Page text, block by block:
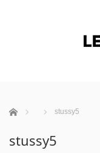
ホーム stussy5
stussy5